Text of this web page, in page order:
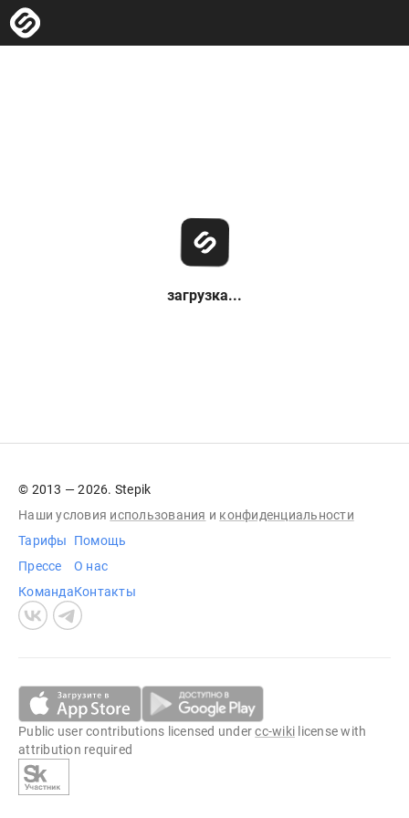
загрузка...
© 2013 — 2026. Stepik
Наши условия использования и конфиденциальности
Тарифы
Прессе
Команда
Помощь
О нас
Контакты
Public user contributions licensed undercc-wiki license with
attribution required